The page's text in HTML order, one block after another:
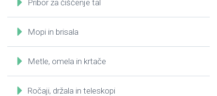
Pribor za čiščenje tal
Mopi in brisala
Metle, omela in krtače
Ročaji, držala in teleskopi